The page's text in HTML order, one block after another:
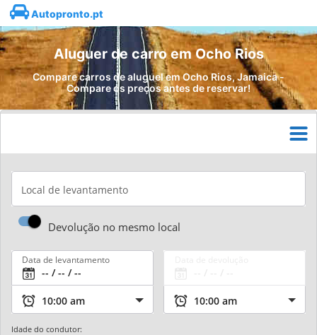
Autopronto.pt
Aluguer de carro em Ocho Rios
Compare carros de aluguel em Ocho Rios, Jamaica -
Compare os preços antes de reservar!
Local de levantamento
Devolução no mesmo local
Data de levantamento
Idade do condutor: